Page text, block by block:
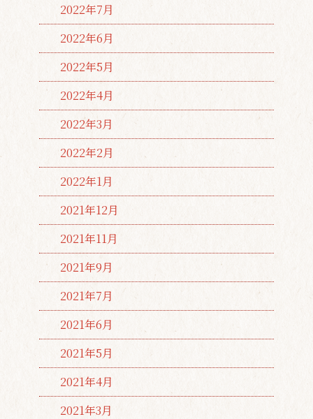
2022年7月
2022年6月
2022年5月
2022年4月
2022年3月
2022年2月
2022年1月
2021年12月
2021年11月
2021年9月
2021年7月
2021年6月
2021年5月
2021年4月
2021年3月